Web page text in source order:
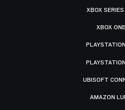
XBOX
XBOX ONE
UBISOFT
AMAZON